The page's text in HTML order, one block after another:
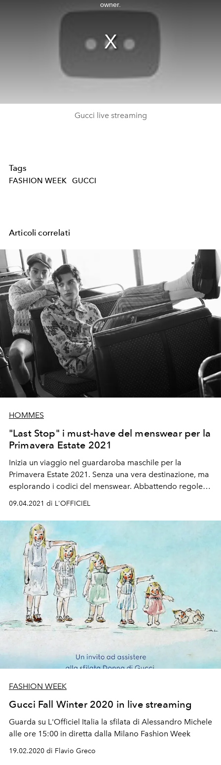
owner.
Gucci live streaming
Tags
FASHION WEEK GUCCI
Articoli correlati
HOMMES
"Last Stop" i must-have del menswear per la
Primavera Estate 2021
Inizia un viaggio nel guardaroba maschile per la
Primavera Estate 2021. Senza una vera destinazione, ma
esplorando i codici del menswear. Abbattendo regole
prestabilite e definendo il nuovo vocabolario estetico
09.04.2021 di L'OFFICIEL
FASHION WEEK
Gucci Fall Winter 2020 in live streaming
Guarda su L'Officiel Italia la sfilata di Alessandro Michele
alle ore 15:00 in diretta dalla Milano Fashion Week
19.02.2020 di Flavio Greco